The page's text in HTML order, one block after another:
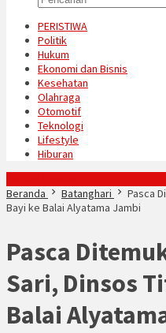
PERISTIWA
Politik
Hukum
Ekonomi dan Bisnis
Kesehatan
Olahraga
Otomotif
Teknologi
Lifestyle
Hiburan
Beranda
Batanghari
Pasca
Bayi ke Balai Alyatama Jambi
Pasca
Sari, Dinsos
Balai